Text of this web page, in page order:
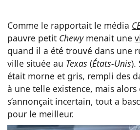
Comme le rapportait le média
pauvre petit Chewy menait une
quand il a été trouvé dans une
ville située au Texas (États-Unis).
était morne et gris, rempli des
à une telle existence, mais
s’annonçait incertain, tout a
pour le meilleur.